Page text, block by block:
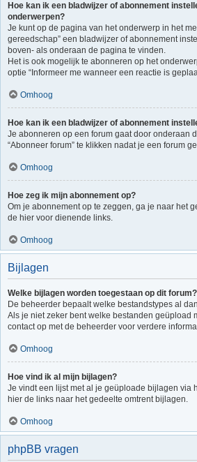
Hoe kan ik een bladwijzer of abonnement
onderwerpen?
Je kunt op de pagina van het onderwerp in het
gereedschap” een bladwijzer of abonnement
boven- als onderaan de pagina te vinden.
Het is ook mogelijk te abonneren op het
optie “Informeer me wanneer een reactie is
Omhoog
Hoe kan ik een bladwijzer of abonnement
Je abonneren op een forum gaat door onderaan
“Abonneer forum” te klikken nadat je een forum
Omhoog
Hoe zeg ik mijn abonnement op?
Om je abonnement op te zeggen, ga je naar het
de hier voor dienende links.
Omhoog
Bijlagen
Welke bijlagen worden toegestaan op dit forum?
De beheerder bepaalt welke bestandstypes al
Als je niet zeker bent welke bestanden geüpload
contact op met de beheerder voor verdere
Omhoog
Hoe vind ik al mijn bijlagen?
Je vindt een lijst met al je geüploade bijlagen via
hier de links naar het gedeelte omtrent bijlagen.
Omhoog
phpBB vragen